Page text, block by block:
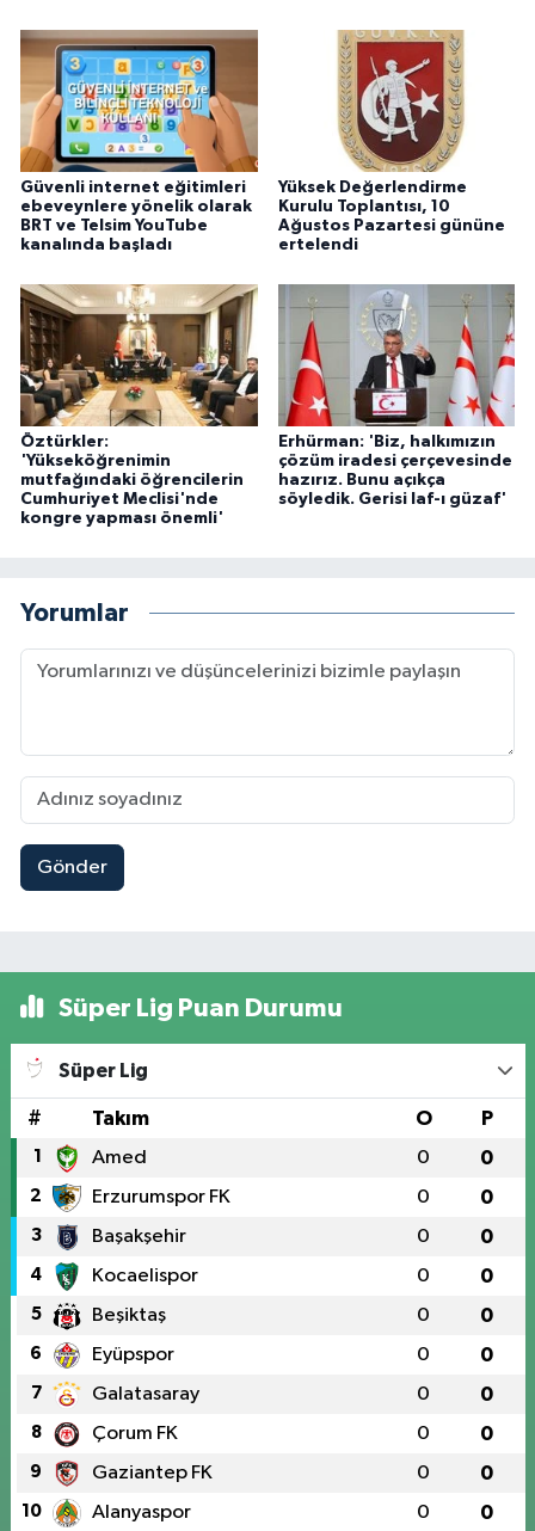
Güvenli internet eğitimleri
ebeveynlere yönelik olarak
BRT ve Telsim YouTube
kanalında başladı
Yüksek Değerlendirme
Kurulu Toplantısı, 10
Ağustos Pazartesi gününe
ertelendi
Öztürkler:
'Yükseköğrenimin
mutfağındaki öğrencilerin
Cumhuriyet Meclisi'nde
kongre yapması önemli'
Erhürman: 'Biz, halkımızın
çözüm iradesi çerçevesinde
hazırız. Bunu açıkça
söyledik. Gerisi laf-ı güzaf'
Yorumlar
Gönder
Süper Lig Puan Durumu
Süper Lig
# Takım O P
1 Amed 0 0
2 Erzurumspor FK 0 0
3 Başakşehir 0 0
4 Kocaelispor 0 0
5 Beşiktaş 0 0
6 Eyüpspor 0 0
7 Galatasaray 0 0
8 Çorum FK 0 0
9 Gaziantep FK 0 0
10 Alanyaspor 0 0